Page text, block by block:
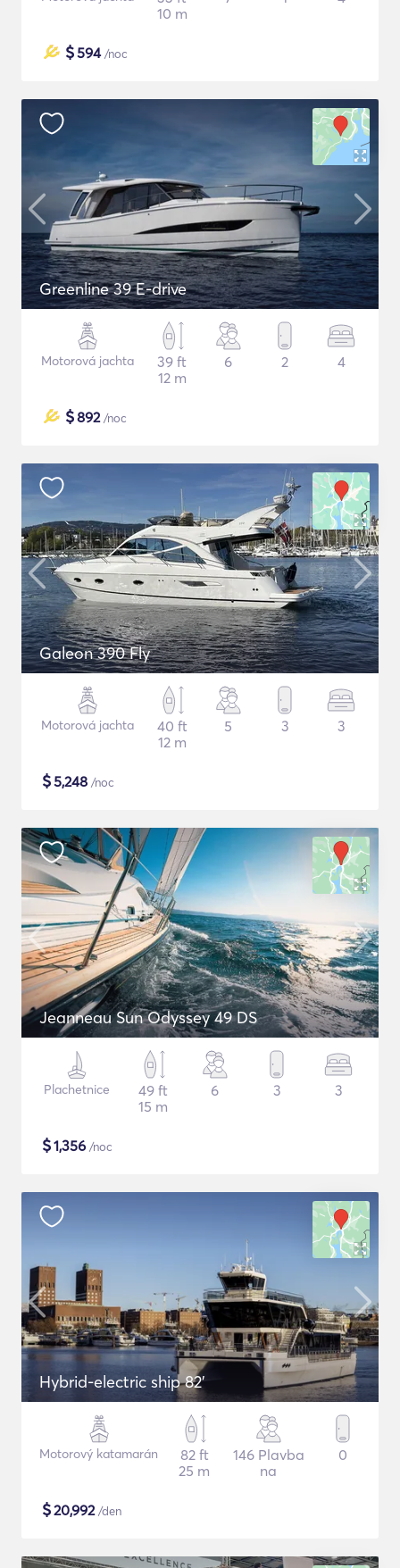
10 m
$594/noc
Greenline 39 E-drive
Motorová jachta
39 ft
12 m
6 2 4
$892/noc
Galeon 390 Fly
Motorová jachta
40 ft
12 m
5 3 3
$5,248 /noc
Jeanneau Sun Odyssey 49 DS
Plachetnice
49 ft
15 m
6 3 3
$1,356 /noc
Hybrid-electric ship 82'
Motorový katamarán
82 ft
25 m
146 Plavba
na
0
$20,992/den